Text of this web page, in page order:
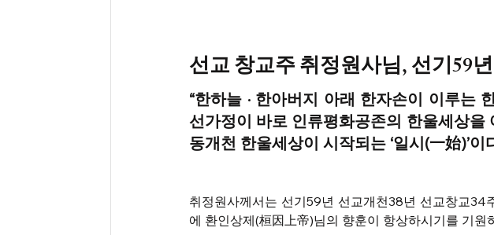
선교 창교주 취정원사님, 선기59
“한하늘 · 한아버지 아래 한자손이 이루는
선가정이 바로 인류평화공존의 한울세상을
동개천 한울세상이 시작되는 ‘일시(一始)’이
취정원사께서는 선기59년 선교개천38년 선교창교34
에 환인상제(桓因上帝)님의 향훈이 항상하시기를 기원